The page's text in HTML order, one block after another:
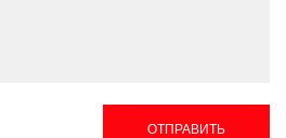
ОТПРАВИТЬ